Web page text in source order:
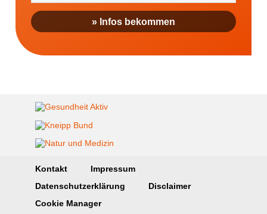
» Infos bekommen
Kontakt
Impressum
Datenschutzerklärung
Disclaimer
Cookie Manager